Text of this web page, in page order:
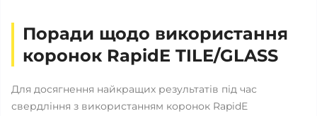
Поради щодо використання
коронок RapidE TILE/GLASS
Для досягнення найкращих результатів під час
свердління з використанням коронок RapidE